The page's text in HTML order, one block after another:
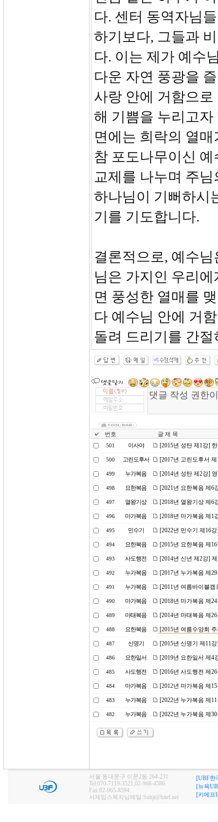
다. 센터 동역자님
하기보다, 그들과
다. 이는 제가 예수
다운 자연 풍광을
사랑 안에 거함으
해 기쁨을 누리고
면에는 희락의 열
참 포도나무이신
교제를 나누며 주
하나님이 기뻐하시
기를 기도합니다.
결론적으로, 예수
님은 가지인 우리
면 풍성한 열매를
다 예수님 안에 거
돌려 드리기를 간
번호 글 제 목
501 이사야 [2015년 성탄 제1강]
500 고린도후서 [2017년 고린도후서
499 누가복음 [2014년 성탄 제2강]
498 요한복음 [2021년 요한복음 제6
497 열왕기상 [2018년 열왕기상 제6
496 마가복음 [2018년 마가복음 제1
495 민수기 [2022년 민수기 제16
494 요한복음 [2015년 요한복음 제
493 사도행전 [2014년 신년 제2강]
492 누가복음 [2017년 누가복음 제
491 누가복음 [2011년 여름바이블
490 마가복음 [2018년 마가복음 제
489 마태복음 [2014년 마태복음 제
488 요한복음 [2015년 여름수양회
487 신명기 [2015년 신명기 제11
486 요한일서 [2019년 요한일서 제4
485 사도행전 [2016년 사도행전 제
484 마가복음 [2012년 마가복음 제
483 누가복음 [2022년 누가복음 제
482 누가복음 [2022년 누가복음 제
서울 동대문구 이문2동 264-231
Tel:070-7119-3521,02-968-4586
Fax:02-965-8594
서제임스목자님메일:Suhjt@hitel.net
[UBF한
[뉴욕
[키에프